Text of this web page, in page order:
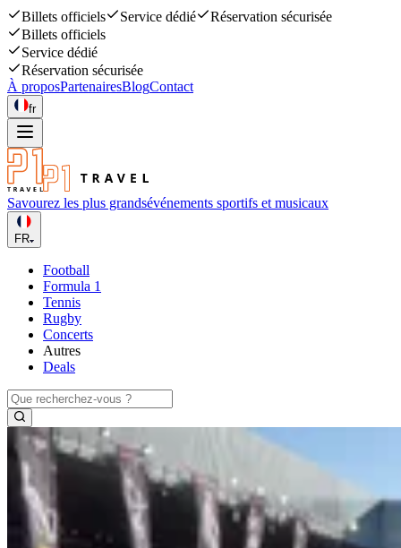
Billets officiels Service dédié
Réservation sécurisée
Billets officiels
Service dédié
Réservation sécurisée
À proposPartenairesBlogContact
fr
Savourez les plus grandsévénements sportifs et musicaux
FR
Football
Formula 1
Tennis
Rugby
Concerts
Autres
Deals